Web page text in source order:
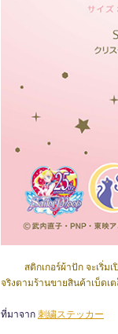
สติกเกอร์ผ้าปัก จะเริ่มเ
จริงตามร้านขายสินค้าเบ็ดเ
ที่มาจาก 刺繍ステッカー